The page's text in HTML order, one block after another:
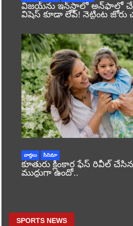
విజయ్‌ను ఇన్‌స్టాలో అన్‌ఫాలో
విషెస్ కూడా లేవ్! నెట్టింట జోరు
వార్తలు సినిమా
కూతురు క్లింకార ఫేస్ రివీల్
ముద్దుగా ఉందో..
SPORTS NEWS